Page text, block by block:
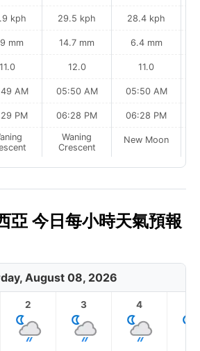
kph
mm
11.0
AM
PM
29.5 kph
14.7 mm
12.0
05:50 AM
06:28 PM
Waning
Crescent
28.4 kph
6.4 mm
11.0
05:50 AM
06:28 PM
New Moon
亞 今日每小時天氣預報
August 08, 2026
2 3 4